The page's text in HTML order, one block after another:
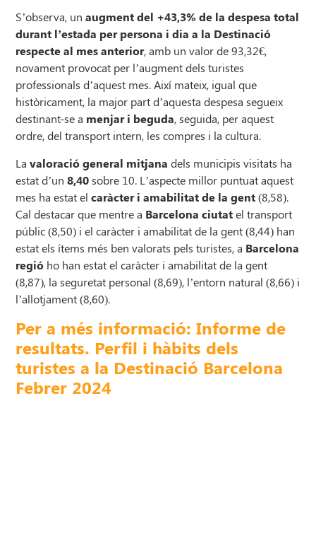
S’observa, unaugment del +43,3% de la despesa total
durant l’estada per persona i dia a la Destinació
respecte al mes anterior, amb un valor de 93,32€,
novament provocat per l’augment dels turistes
professionals d’aquest mes. Així mateix, igual que
històricament, la major part d’aquesta despesa segueix
destinant-se a menjar i beguda, seguida, per aquest
ordre, del transport intern, les compres i la cultura.
Lavaloració general mitjana dels municipis visitats ha
estat d’un8,40sobre 10. L’aspecte millor puntuat aquest
mes ha estat elcaràcter i amabilitat de la gent(8,58).
Cal destacar que mentre a Barcelona ciutatel transport
públic (8,50) i el caràcter i amabilitat de la gent (8,44) han
estat els ítems més ben valorats pels turistes, a Barcelona
regió ho han estat el caràcter i amabilitat de la gent
(8,87), la seguretat personal (8,69), l’entorn natural (8,66) i
l’allotjament (8,60).
Per a més informació: Informe de
resultats. Perfil i hàbits dels
turistes a la Destinació Barcelona
Febrer 2024